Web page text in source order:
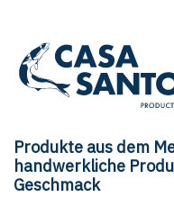
Produkte aus dem
handwerkliche
Geschmack